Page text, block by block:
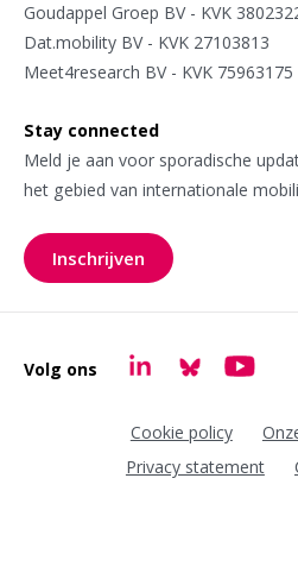
Goudappel Groep BV - KVK
Dat.mobility BV - KVK 27103813
Meet4research BV - KVK 75963175
Stay connected
Meld je aan voor sporadische
het gebied van internationale
Inschrijvenvoor onze nieuwsbrief
Volg ons Goudappel LinkedIn
Goudappel
Cookie policy
Privacy statement